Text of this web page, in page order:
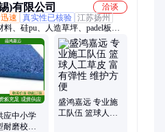
)有限公司
洽谈
速 真实性已核验 江苏扬州
料、硅pu、人造草坪、padel板式
造草坪、FIFA足球场草坪、免填
、棒球场人造草坪、透气型塑胶
径场塑胶跑道、足球场草坪、橄
应中小学
磨校园
盛鸿嘉远 专业施
工队伍 篮球人工